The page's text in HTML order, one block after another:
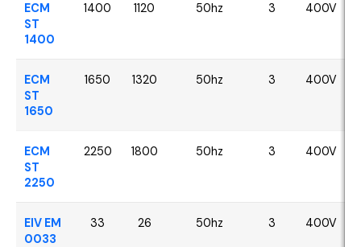
ECM
ST
1400
1400 1120 50hz 3 400V
ECM
ST
1650
1650 1320 50hz 3 400V
ECM
ST
2250
2250 1800 50hz 3 400V
EIV EM
0033
33 26 50hz 3 400V